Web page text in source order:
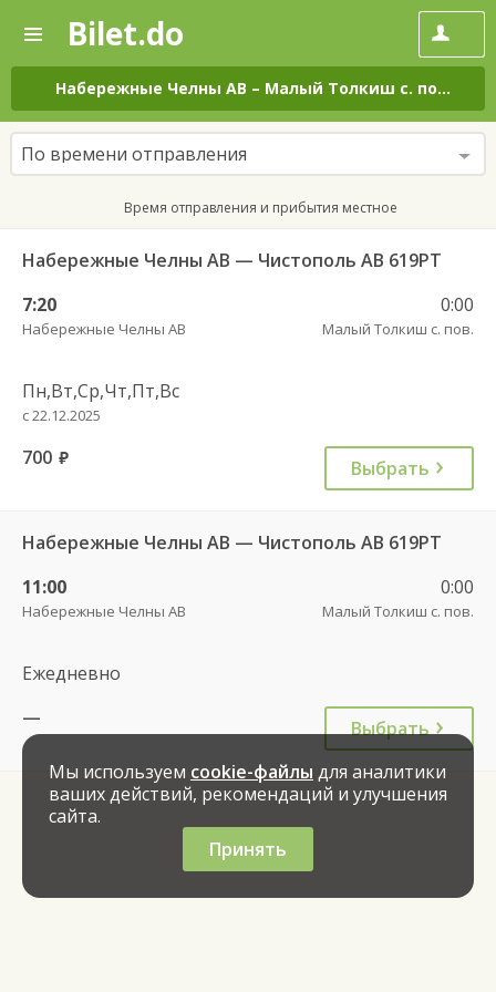
—
Поиск
и
покупка
билетов
на
автобус
онлайн
Bilet.do
Набережные Челны АВ – Малый Толкиш с. пов.
По времени отправления
Время отправления и прибытия местное
Набережные Челны АВ — Чистополь АВ 619РТ
7:20
Набережные Челны АВ
0:00
Малый Толкиш с. пов.
Пн,Вт,Ср,Чт,Пт,Вс
с 22.12.2025
700 руб. Выбрать
Набережные Челны АВ — Чистополь АВ 619РТ
11:00
Набережные Челны АВ
0:00
Малый Толкиш с. пов.
Ежедневно
—
Выбрать
Мы используем cookie-файлы для аналитики
ваших действий, рекомендаций и улучшения
сайта.
Принять